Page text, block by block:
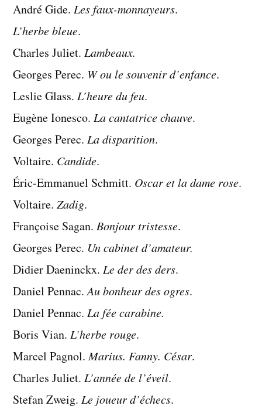
lectures
André Gide. Les faux-monnayeurs.
L’herbe bleue.
Charles Juliet. Lambeaux.
Georges Perec. W ou le souvenir d’enfance.
Leslie Glass. L’heure du feu.
Eugène Ionesco. La cantatrice chauve.
Georges Perec. La disparition.
Voltaire. Candide.
Éric-Emmanuel Schmitt. Oscar et la dame rose.
Voltaire. Zadig.
Françoise Sagan. Bonjour tristesse.
Georges Perec. Un cabinet d’amateur.
Didier Daeninckx. Le der des ders.
Daniel Pennac.Au bonheur des ogres.
Daniel Pennac. La fée carabine.
Boris Vian. L’herbe rouge.
Marcel Pagnol.Marius. Fanny. César.
Charles Juliet. L’année de l’éveil.
Stefan Zweig. Le joueur d’échecs.